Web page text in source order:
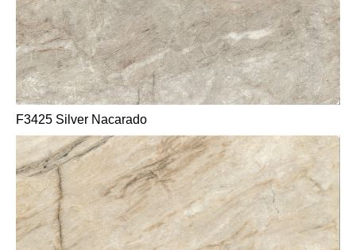
F3425 Silver Nacarado